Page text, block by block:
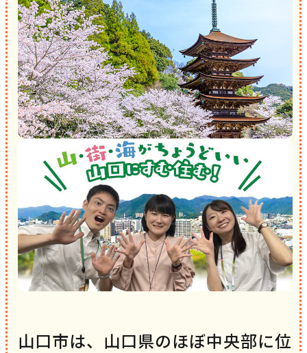
山口市は、山口県のほぼ中央部に位